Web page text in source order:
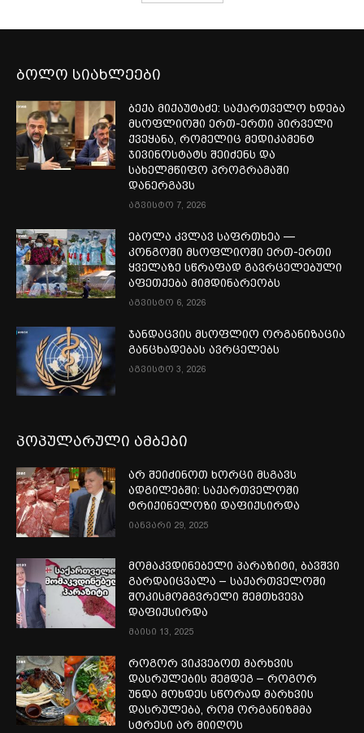
ბოლო სიახლეები
ბექა მიქაუტაძე: საქართველო ხდება
მსოფლიოში ერთ-ერთი პირველი
ქვეყანა, რომელიც მედიკამენტ
ჯივინოსტატს შეიძენს და
სახელმწიფო პროგრამაში
დანერგავს
აგვისტო 7, 2026
ებოლა კვლავ საფრთხეა —
კონგოში მსოფლიოში ერთ-ერთი
ყველაზე სწრაფად გავრცელებული
აფეთქება მიმდინარეობს
აგვისტო 6, 2026
ჯანდაცვის მსოფლიო ორგანიზაცია
განცხადებას ავრცელებს
აგვისტო 3, 2026
პოპულარული ამბები
არ შეიძინოთ ხორცი მსგავს
ადგილებში: საქართველოში
ტრიქინელოზი დაფიქსირდა
იანვარი 29, 2025
მომაკვდინებელი პარაზიტი, ბავშვი
გარდაიცვალა – საქართველოში
შოკისმომგვრელი შემთხვევა
დაფიქსირდა
მაისი 13, 2025
როგორ ვიკვებოთ მარხვის
დასრულების შემდეგ – როგორ
უნდა მოხდეს სწორად მარხვის
დასრულება, რომ ორგანიზმმა
სტრესი არ მიიღოს